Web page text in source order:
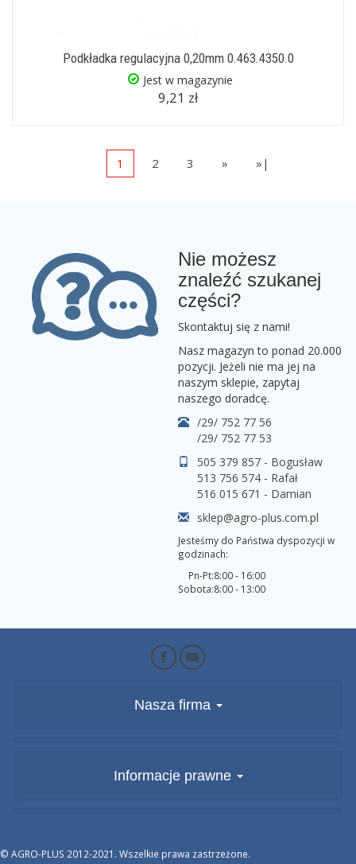
Podkładka regulacyjna 0,20mm 0.463.4350.0
Jest w magazynie
9,21 zł
1 2 3 » »|
Nie możesz
znaleźć szukanej
części?
Skontaktuj się z nami!
Nasz magazyn to ponad 20.000
pozycji. Jeżeli nie ma jej na
naszym sklepie, zapytaj
naszego doradcę.
/29/ 752 77 56
/29/ 752 77 53
505 379 857 - Bogusław
513 756 574 - Rafał
516 015 671 - Damian
sklep@agro-plus.com.pl
Jesteśmy do Państwa dyspozycji w
godzinach:
Pn-Pt:
Sobota:
8:00 - 16:00
8:00 - 13:00
Nasza firma
Informacje prawne
© AGRO-PLUS 2012-2021. Wszelkie prawa zastrzeżone.